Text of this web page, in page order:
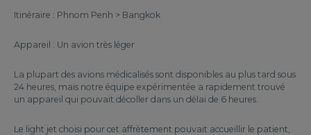
Itinéraire : Phnom Penh > Bangkok
Appareil : Un avion très léger
La plupart des avions médicalisés sont disponibles au plus tard sous
24 heures, mais notre équipe expérimentée a rapidement trouvé
un appareil qui pouvait décoller dans un délai de 6 heures.
Le light jet choisi pour cet affrètement pouvait accueillir le patient,